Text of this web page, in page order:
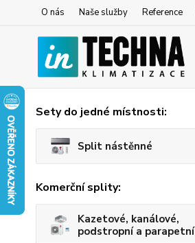
O nás Naše služby Reference
Sety do jedné místnosti:
Split nástěnné
Komerční splity:
Kazetové, kanálové,
podstropní a parapetní